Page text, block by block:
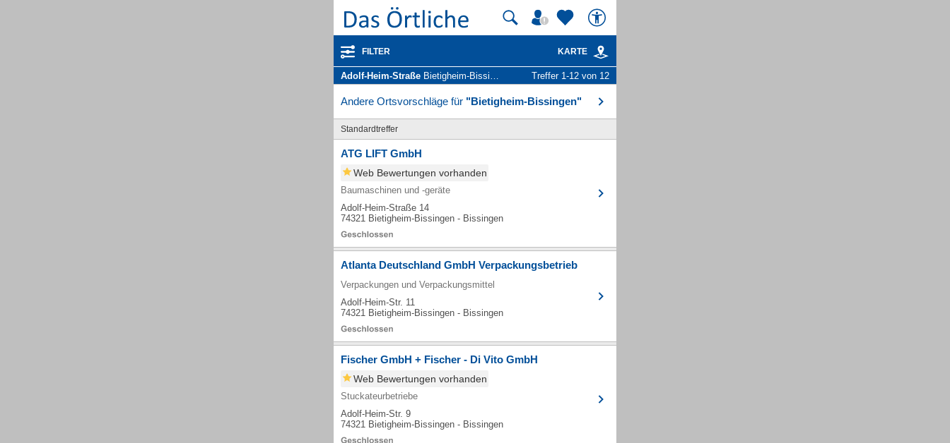
FILTER KARTE
Adolf-Heim-Straße Bietigheim-Bissingen - Unternehmen und Personen Treffer 1-12 von 12
Andere Ortsvorschläge für "Bietigheim-Bissingen"
Standardtreffer
ATG LIFT GmbH
Web Bewertungen vorhanden
Baumaschinen und -geräte
Adolf-Heim-Straße 14
74321 Bietigheim-Bissingen - Bissingen
Atlanta Deutschland GmbH Verpackungsbetrieb
Verpackungen und Verpackungsmittel
Adolf-Heim-Str. 11
74321 Bietigheim-Bissingen - Bissingen
Fischer GmbH + Fischer - Di Vito GmbH
Web Bewertungen vorhanden
Stuckateurbetriebe
Adolf-Heim-Str. 9
74321 Bietigheim-Bissingen - Bissingen